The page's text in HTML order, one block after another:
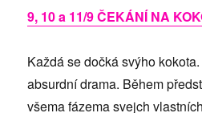
9, 10 a 11/9 ČEKÁNÍ NA
Každá se dočká svýho
absurdní drama. Během
všema fázema svejch